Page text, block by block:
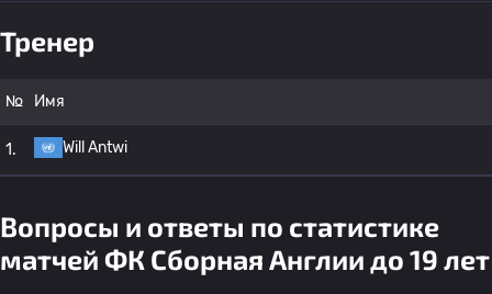
Тренер
№ Имя
1. Will Antwi
Вопросы и ответы по статистике
матчей ФК Сборная Англии до 19 лет